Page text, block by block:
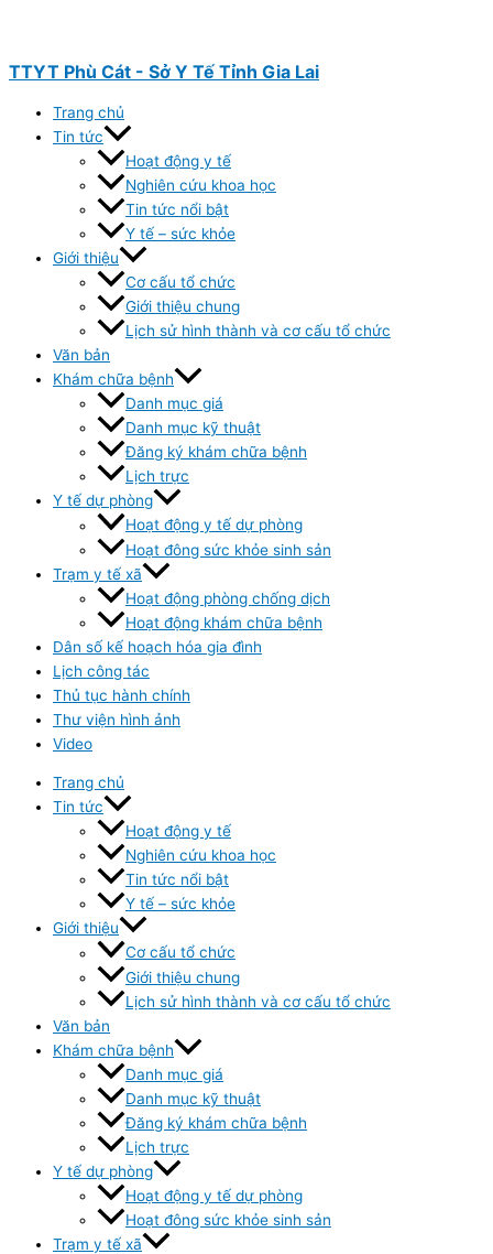
dung
TTYT Phù Cát - Sở Y Tế Tỉnh Gia Lai
Trang chủ
Tin tức
Hoạt động y tế
Nghiên cứu khoa học
Tin tức nổi bật
Y tế – sức khỏe
Giới thiệu
Cơ cấu tổ chức
Giới thiệu chung
Lịch sử hình thành và cơ cấu tổ chức
Văn bản
Khám chữa bệnh
Danh mục giá
Danh mục kỹ thuật
Đăng ký khám chữa bệnh
Lịch trực
Y tế dự phòng
Hoạt động y tế dự phòng
Hoạt đông sức khỏe sinh sản
Trạm y tế xã
Hoạt động phòng chống dịch
Hoạt động khám chữa bệnh
Dân số kế hoạch hóa gia đình
Lịch công tác
Thủ tục hành chính
Thư viện hình ảnh
Video
Trang chủ
Tin tức
Hoạt động y tế
Nghiên cứu khoa học
Tin tức nổi bật
Y tế – sức khỏe
Giới thiệu
Cơ cấu tổ chức
Giới thiệu chung
Lịch sử hình thành và cơ cấu tổ chức
Văn bản
Khám chữa bệnh
Danh mục giá
Danh mục kỹ thuật
Đăng ký khám chữa bệnh
Lịch trực
Y tế dự phòng
Hoạt động y tế dự phòng
Hoạt đông sức khỏe sinh sản
Trạm y tế xã